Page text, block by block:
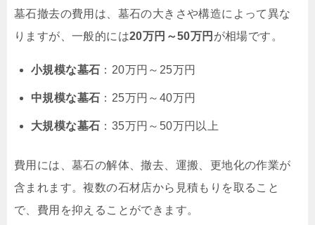
墓石撤去の費用は、墓石の大きさや構造によって異な
りますが、一般的には20万円～50万円 が相場です。
小規模な墓石 ：20万円～25万円
中規模な墓石 ：25万円～40万円
大規模な墓石 ：35万円～50万円以上
費用には、墓石の解体、撤去、運搬、更地化の作業が
含まれます。複数の石材店から見積もりを取ること
で、費用を抑えることができます。